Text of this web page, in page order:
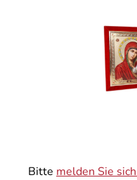
Bitte melden Sie